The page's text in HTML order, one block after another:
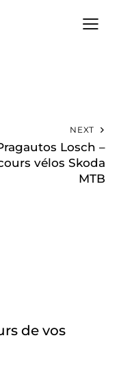
NEXT
Losch –
vélos Skoda
MTB
de vos